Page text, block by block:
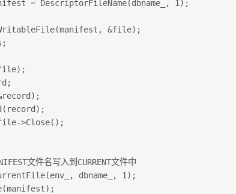
= DescriptorFileName(dbname_, 1);
&file);
>Close();
文件名写入到CURRENT文件中
dbname_, 1);